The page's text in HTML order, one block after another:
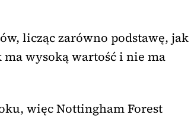
licząc zarówno podstawę, jak
wysoką wartość i nie ma
więc Nottingham Forest